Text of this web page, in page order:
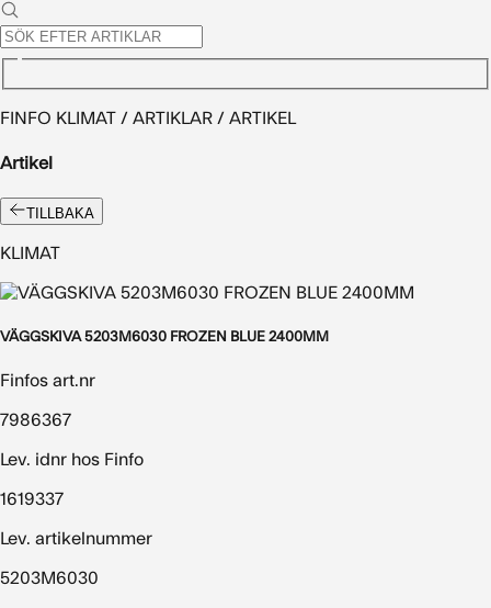
FINFO KLIMAT / ARTIKLAR / ARTIKEL
Artikel
TILLBAKA
KLIMAT
VÄGGSKIVA 5203M6030 FROZEN BLUE 2400MM
Finfos art.nr
7986367
Lev. idnr hos Finfo
1619337
Lev. artikelnummer
5203M6030